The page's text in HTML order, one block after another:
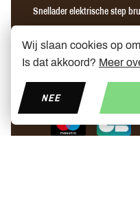
Snellader elektrische step
Find us
Wij slaan cookies op
Is dat akkoord? Meer
NEE